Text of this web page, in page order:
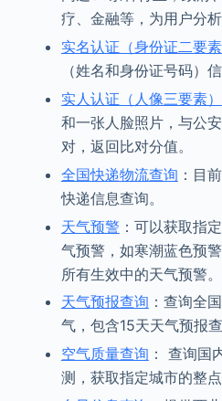
疗、金融等，为用户分析
实名认证（身份证二要素
（姓名和身份证号码）
实人认证（人像三要素）
和一张人脸照片，与公
对，返回比对分值。
全国快递物流查询 ：目
快递信息查询。
天气预警 ：可以获取指
气预警，如寒潮蓝色预
所有生效中的天气预警。
天气预报查询 ：查询全
气，包含15天天气预报查
空气质量查询 ： 查询
测，获取指定城市的整点